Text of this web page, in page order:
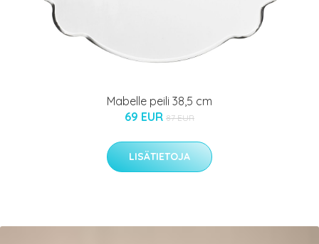
Mabelle peili 38,5 cm
69 EUR 87 EUR
LISÄTIETOJA